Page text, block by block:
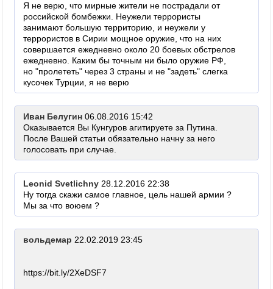
Я не верю, что мирные жители не пострадали от
российской бомбежки. Неужели террористы
занимают большую территорию, и неужели у
террористов в Сирии мощное оружие, что на них
совершается ежедневно около 20 боевых обстрелов
ежедневно. Каким бы точным ни было оружие РФ,
но "пролететь" через 3 страны и не "задеть" слегка
кусочек Турции, я не верю
Иван Белугин 06.08.2016 15:42
Оказывается Вы Кунгуров агитируете за Путина.
После Вашей статьи обязательно начну за него
голосовать при случае.
Leonid Svetlichny 28.12.2016 22:38
Ну тогда скажи самое главное, цель нашей армии ?
Мы за что воюем ?
вольдемар 22.02.2019 23:45
https://bit.ly/2XeDSF7